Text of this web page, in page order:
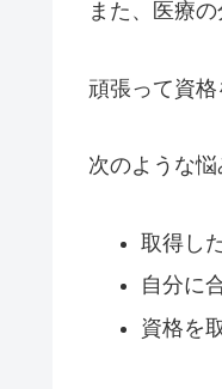
また、医療
頑張って資格
次のような
取得し
自分に
資格を